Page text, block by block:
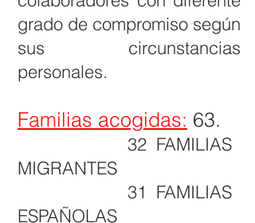
grado de compromiso según
sus circunstancias
personales.
Familias acogidas: 63.
32 FAMILIAS
MIGRANTES
31 FAMILIAS
ESPAÑOLAS